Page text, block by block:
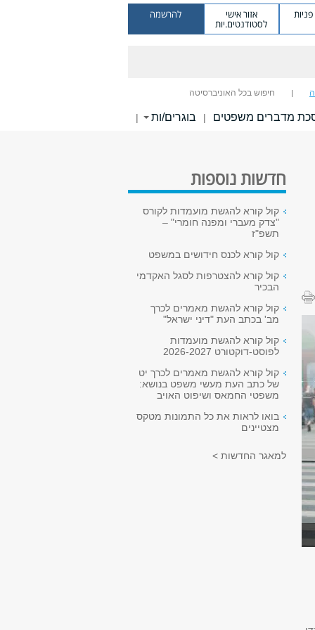
אזור אישי
לסטודנטים.יות
להרשמה
חיפוש בכל האוניברסיטה
מדברים משפטים | בוגרים/ות |
חדשות נוספות
קול קורא להגשת מועמדות לקורס
"צדק מעברי ומפנה חומרי" –
תשפ"ז
קול קורא לכנס חידושים במשפט
קול קורא להצטרפות לסגל האקדמי
הבכיר
קול קורא להגשת מאמרים לכרך
מב' בכתב העת "דיני ישראל"
קול קורא להגשת מועמדות
לפוסט-דוקטורט 2026-2027
קול קורא להגשת מאמרים לכרך יט
של כתב העת מעשי משפט בנושא:
משפטי החמאס ושיפוט האויב
בואו לראות את כל התמונות מטקס
מצטיינים
למאגר החדשות >